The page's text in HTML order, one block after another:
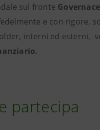
sul fronte
e con rigore,
interni ed esterni,
partecipa